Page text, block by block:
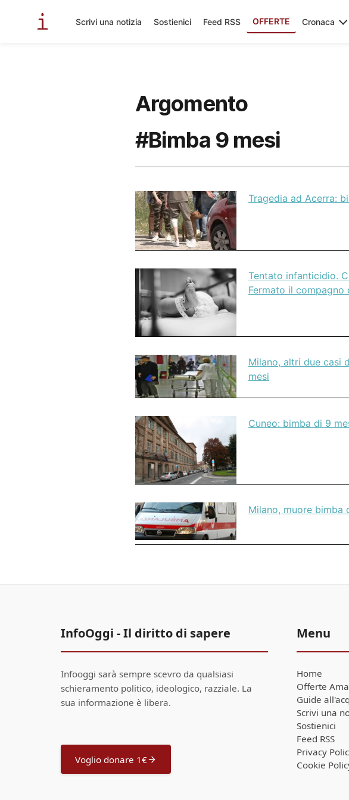
Scrivi una notizia Sostienici Feed RSS OFFERTE Cronaca
Argomento
#Bimba 9 mesi
Tragedia ad Acerra:
Tentato infanticidio.
Fermato il compagno
Milano, altri due casi
mesi
Cuneo: bimba di 9
Milano, muore bimba
InfoOggi - Il diritto di sapere
Infooggi sarà sempre scevro da qualsiasi
schieramento politico, ideologico, razziale. La
sua informazione è libera.
Voglio donare 1€
Menu
Home
Offerte
Guide
Scrivi una
Sostienici
Feed RSS
Privacy
Cookie